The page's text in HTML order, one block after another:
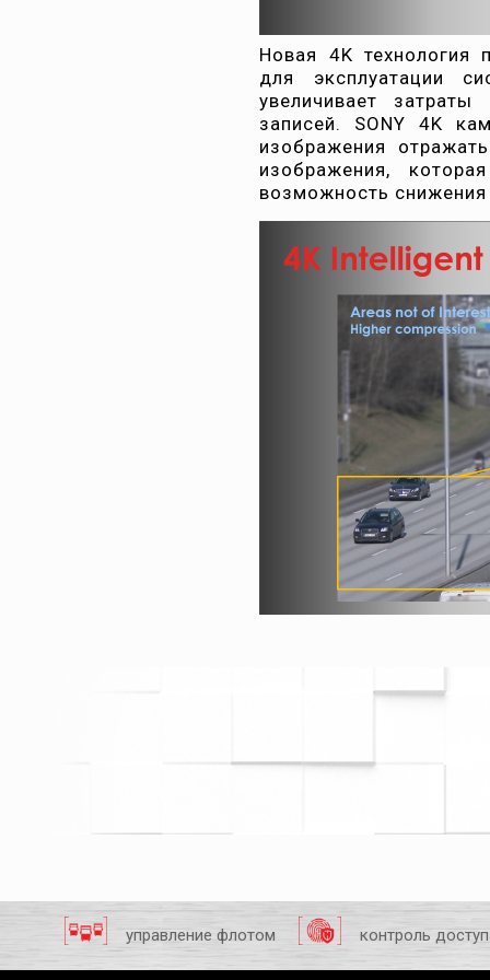
Новая 4K технология
для эксплуатации
увеличивает
записей. SONY 4K
изображения
изображения,
возможность снижения
управление флотом контроль